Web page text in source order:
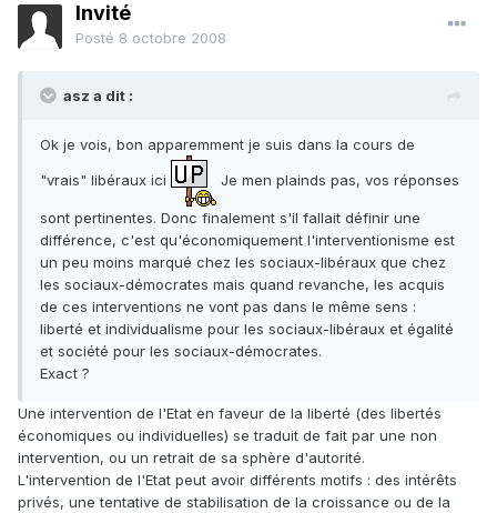
Invité
Posté 8 octobre 2008
asz a dit :
Ok je vois, bon apparemment je suis dans la cours de
"vrais" libéraux ici
Je men plainds pas, vos réponses
sont pertinentes. Donc finalement s'il fallait définir une
différence, c'est qu'économiquement l'interventionisme est
un peu moins marqué chez les sociaux-libéraux que chez
les sociaux-démocrates mais quand revanche, les acquis
de ces interventions ne vont pas dans le même sens :
liberté et individualisme pour les sociaux-libéraux et égalité
et société pour les sociaux-démocrates.
Exact ?
Une intervention de l'Etat en faveur de la liberté (des libertés
économiques ou individuelles) se traduit de fait par une non
intervention, ou un retrait de sa sphère d'autorité.
L'intervention de l'Etat peut avoir différents motifs : des intérêts
privés, une tentative de stabilisation de la croissance ou de la